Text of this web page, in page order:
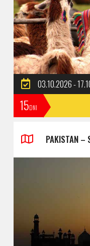
03.10.2026 -
15DNI
PAKISTAN –